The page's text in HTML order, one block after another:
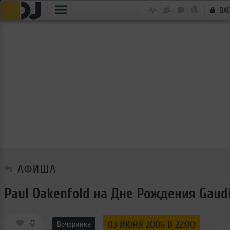
АФИША
Paul Oakenfold на Дне Рождения
0 Вечеринка 03 ИЮНЯ 2006 В 22:00